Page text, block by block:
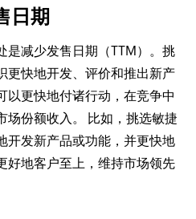
日期
是减少发售日期（TTM）。挑
更快地开发、评价和推出新产
以更快地付诸行动，在竞争中
场份额收入。 比如，挑选敏捷
开发新产品或功能，并更快地
好地客户至上，维持市场领先